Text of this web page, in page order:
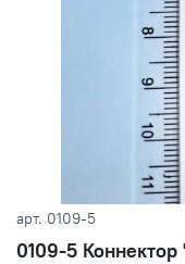
арт. 0109-5
0109-5